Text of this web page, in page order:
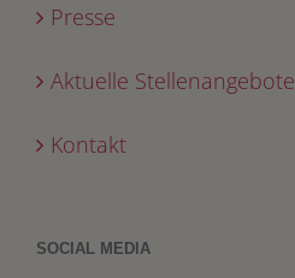
Presse
Aktuelle Stellenangebote
Kontakt
SOCIAL MEDIA